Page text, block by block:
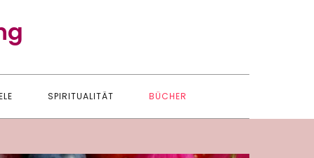
SPIRITUALITÄT BÜCHER